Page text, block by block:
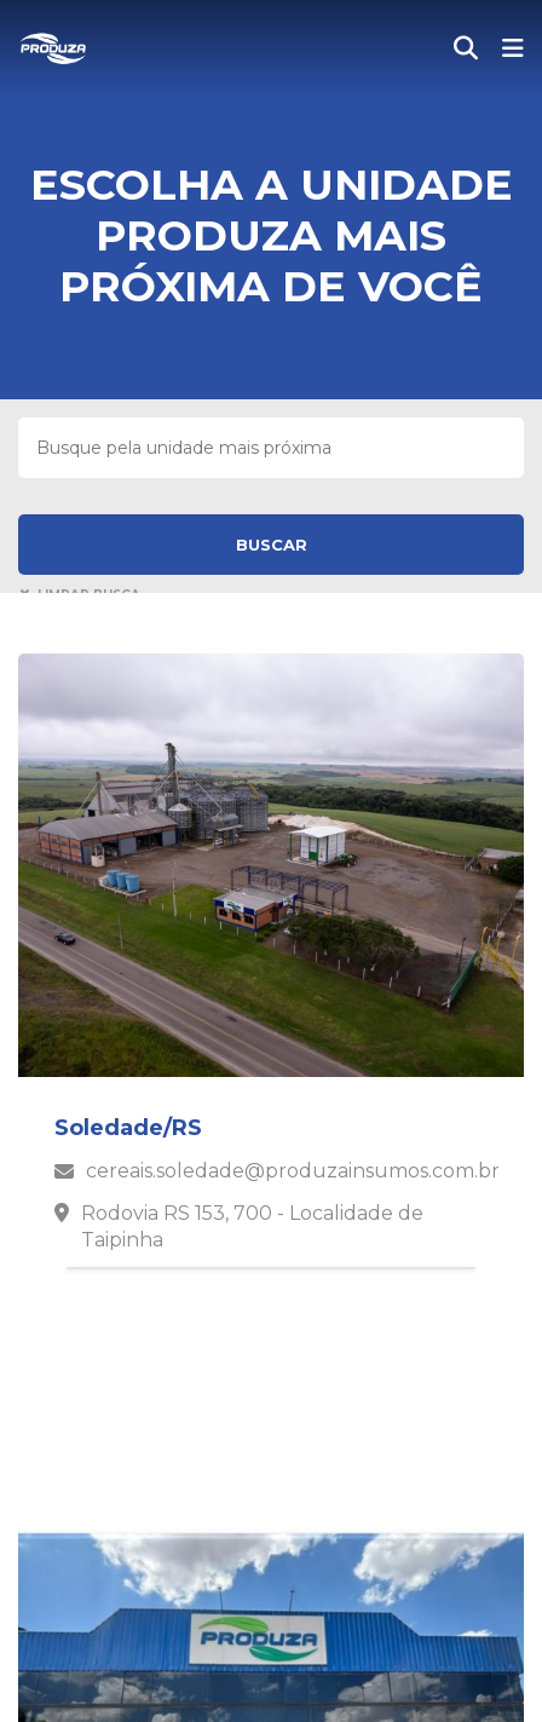
ESCOLHA A UNIDADE
PRODUZA MAIS
PRÓXIMA DE VOCÊ
LIMPAR BUSCA
Soledade/RS
cereais.soledade@produzainsumos.com.br
Rodovia RS 153, 700 - Localidade de
Taipinha